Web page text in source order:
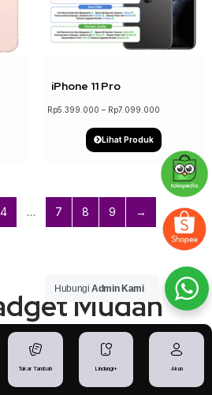
iPhone 11 Pro
Rp5.399.000 – Rp7.099.000
Lihat Produk
4 … 7 8 9 →
Mudah
Tukar Tambah Lindungi+ Akun
Hubungi Admin Kami